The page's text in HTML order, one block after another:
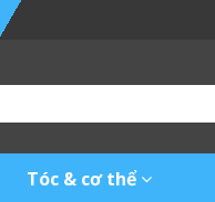
Tóc & cơ thể